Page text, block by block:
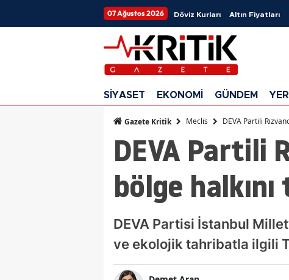
07 Ağustos 2026 Döviz Kurları Altın Fiyatları
SİYASET EKONOMİ GÜNDEM
Gazete Kritik Meclis DEVA Partili
DEVA Partili
bölge
DEVA Partisi İstanbul
ve ekolojik tahribatla ilgili